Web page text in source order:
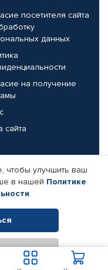
посетителя сайта
данных
на получение
сайта
компании
защищены.
Автопрофи.
чтобы улучшить ваш
в нашей Политике
.
В корзину